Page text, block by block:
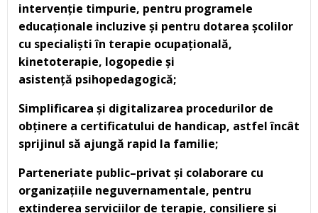
intervenție timpurie, pentru programele
educaționale incluzive și pentru dotarea școlilor
cu specialiști în terapie ocupațională,
kinetoterapie, logopedie și
asistență psihopedagogică;
Simplificarea și digitalizarea procedurilor de
obținere a certificatului de handicap, astfel încât
sprijinul să ajungă rapid la familie;
Parteneriate public–privat și colaborare cu
organizațiile neguvernamentale, pentru
extinderea serviciilor de terapie, consiliere și